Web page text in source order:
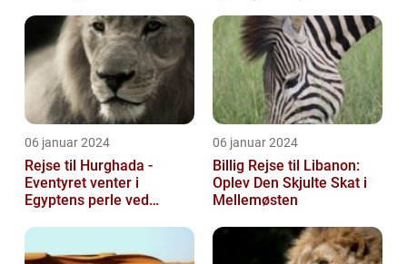
06 januar 2024
Rejse til Hurghada -
Eventyret venter i
Egyptens perle ved
06 januar 2024
Billig Rejse til Libanon:
Oplev Den Skjulte Skat i
Mellemøsten